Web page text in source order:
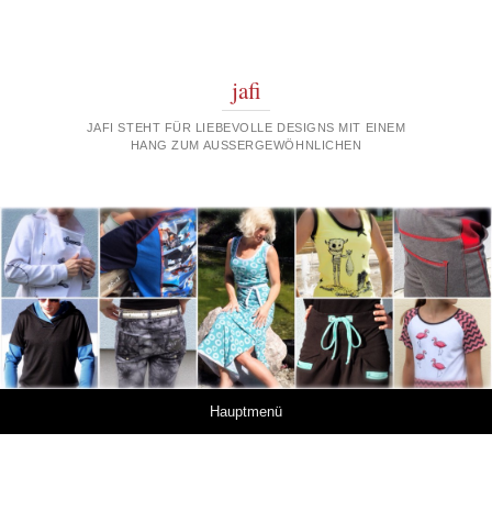
jafi
JAFI STEHT FÜR LIEBEVOLLE DESIGNS MIT EINEM
HANG ZUM AUSSERGEWÖHNLICHEN
Hauptmenü